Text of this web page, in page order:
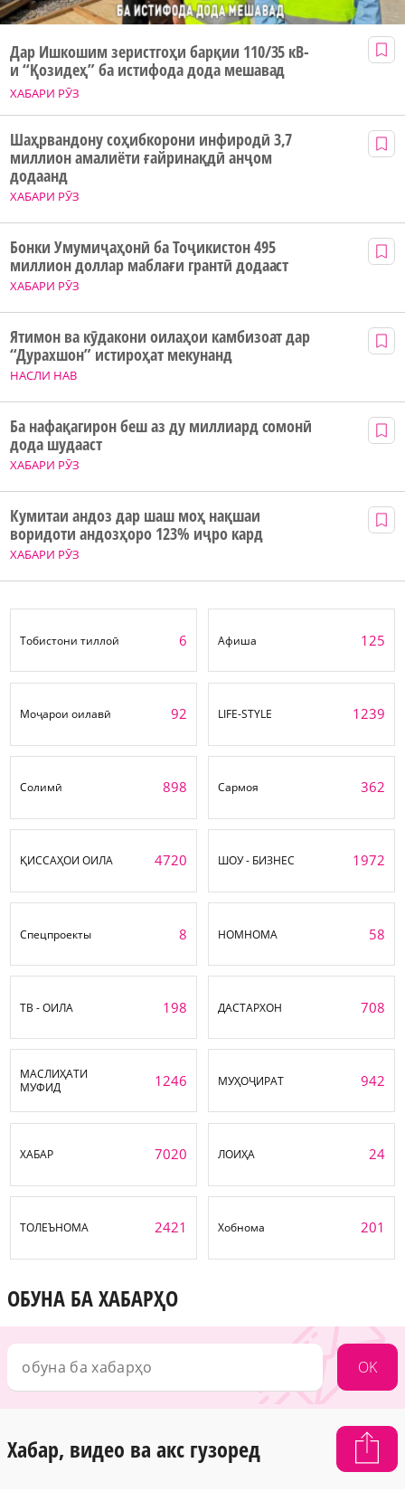
ХАБАРИ РӮЗ
Дар Ишкошим зеристгоҳи барқии 110/35 кВ-
и “Қозидеҳ” ба истифода дода мешавад
ХАБАРИ РӮЗ
Шаҳрвандону соҳибкорони инфиродӣ 3,7
миллион амалиёти ғайринақдӣ анҷом
додаанд
ХАБАРИ РӮЗ
Бонки Умумиҷаҳонӣ ба Тоҷикистон 495
миллион доллар маблағи грантӣ додааст
НАСЛИ НАВ
Ятимон ва кӯдакони оилаҳои камбизоат дар
“Дурахшон” истироҳат мекунанд
ХАБАРИ РӮЗ
Ба нафақагирон беш аз ду миллиард сомонӣ
дода шудааст
ХАБАРИ РӮЗ
Кумитаи андоз дар шаш моҳ нақшаи
воридоти андозҳоро 123% иҷро кард
Тобистони тиллоӣ 6 Афиша 125
Моҷарои оилавӣ 92 LIFE-STYLE 1239
Солимӣ 898 Сармоя 362
ҚИССАҲОИ ОИЛА 4720 ШОУ - БИЗНЕС 1972
Спецпроекты 8 НОМНОМА 58
ТВ - ОИЛА 198 ДАСТАРХОН 708
МАСЛИҲАТИ
МУФИД
1246 МУҲОҶИРАТ 942
ХАБАР 7020 ЛОИҲА 24
ТОЛЕЪНОМА 2421 Хобнома 201
ОБУНА БА ХАБАРҲО
OK
Хабар, видео ва акс гузоред